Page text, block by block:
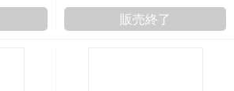
販売終了